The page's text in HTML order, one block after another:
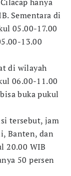
Sementara di
05.00-17.00
13.00
di wilayah
06.00-11.00
buka pukul
tersebut, jam
Banten, dan
20.00 WIB
50 persen